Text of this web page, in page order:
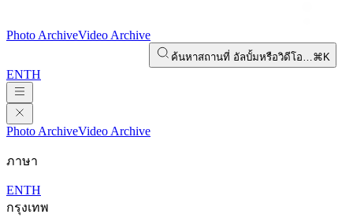
Photo ArchiveVideo Archive
ค้นหาสถานที่ อัลบั้มหรือวิดีโอ…⌘K
ENTH
Photo ArchiveVideo Archive
ภาษา
ENTH
กรุงเทพ